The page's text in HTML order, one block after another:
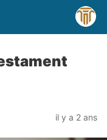
il y a 2 ans